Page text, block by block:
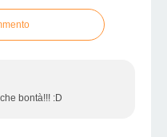
bontà!!! :D